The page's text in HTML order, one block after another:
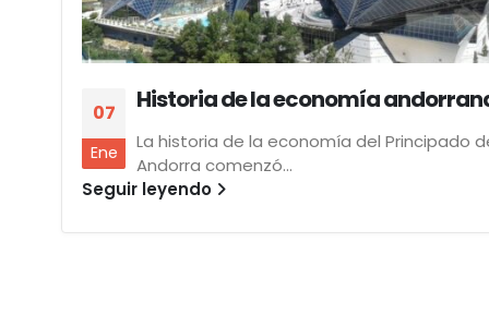
07
Ene
Historia de la economía
La historia de la economía del Principado
Andorra comenzó...
Seguir leyendo